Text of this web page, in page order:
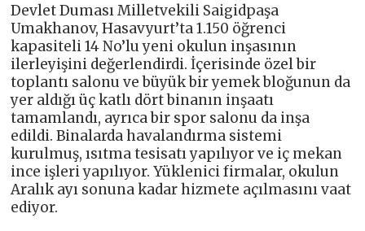
Devlet Duması Milletvekili Saigidpaşa
Umakhanov, Hasavyurt’ta 1.150 öğrenci
kapasiteli 14 No’lu yeni okulun inşasının
ilerleyişini değerlendirdi. İçerisinde özel bir
toplantı salonu ve büyük bir yemek bloğunun da
yer aldığı üç katlı dört binanın inşaatı
tamamlandı, ayrıca bir spor salonu da inşa
edildi. Binalarda havalandırma sistemi
kurulmuş, ısıtma tesisatı yapılıyor ve iç mekan
ince işleri yapılıyor. Yüklenici firmalar, okulun
Aralık ayı sonuna kadar hizmete açılmasını vaat
ediyor.